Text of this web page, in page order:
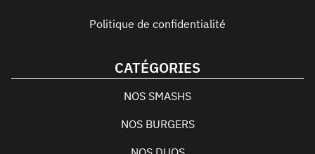
Politique de confidentialité
CATÉGORIES
NOS SMASHS
NOS BURGERS